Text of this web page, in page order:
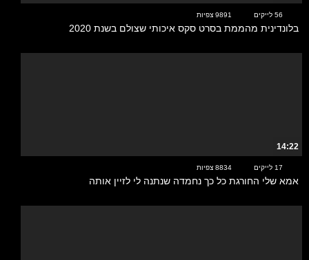
56 לייקים 9891 צפיות
בלונדינית מהממת בסרט סקס איכותי שצולם בשנת 2020
14:22
17 לייקים 8834 צפיות
אמא שלי החורגת כל כך נחמדה שנתנה לי לזיין אותה